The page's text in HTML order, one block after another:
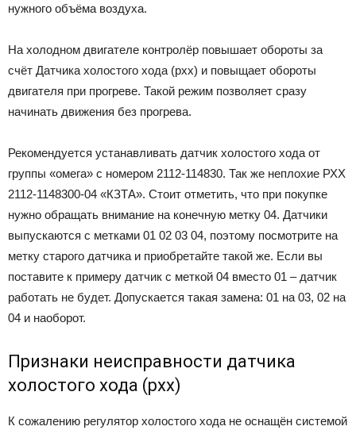
нужного объёма воздуха.
На холодном двигателе контролёр повышает обороты за
счёт Датчика холостого хода (рхх) и повыщает обороты
двигателя при прогреве. Такой режим позволяет сразу
начинать движения без прогрева.
Рекомендуется устанавливать датчик холостого хода от
группы «омега» с номером 2112-114830. Так же неплохие РХХ
2112-1148300-04 «КЗТА». Стоит отметить, что при покупке
нужно обращать внимание на конечную метку 04. Датчики
выпускаются с метками 01 02 03 04, поэтому посмотрите на
метку старого датчика и приобретайте такой же. Если вы
поставите к примеру датчик с меткой 04 вместо 01 – датчик
работать не будет. Допускается такая замена: 01 на 03, 02 на
04 и наоборот.
Признаки неисправности датчика
холостого хода (рхх)
К сожалению регулятор холостого хода не оснащён системой